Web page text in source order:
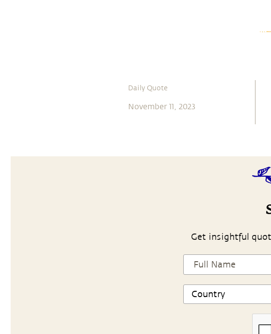
Daily Quote
November 11, 2023
Get insightful